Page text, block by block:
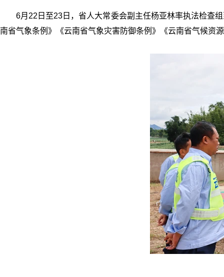
6月22日至23日，省人大常委会副主任杨亚林率执法检查
南省气象条例》《云南省气象灾害防御条例》《云南省气候资